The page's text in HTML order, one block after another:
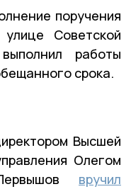
поручения
Советской
работы
срока.
Высшей
Олегом
вручил